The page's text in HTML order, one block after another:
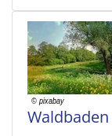
Waldbaden